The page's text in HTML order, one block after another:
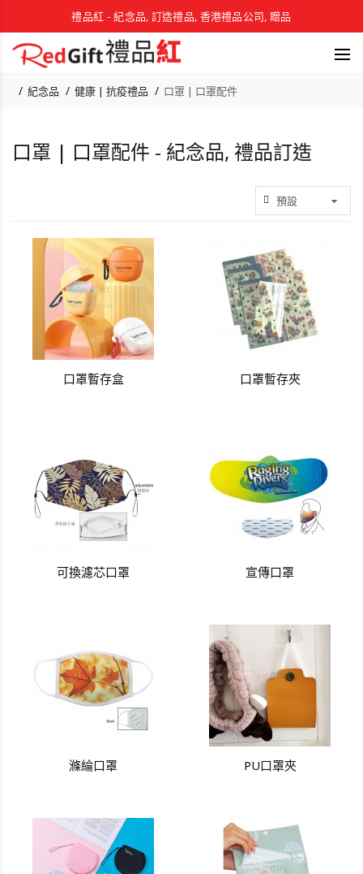
禮品紅 - 紀念品, 訂造禮品, 香港禮品公司, 贈品
紀念品 健康 | 抗疫禮品 口罩 | 口罩配件
口罩 | 口罩配件 - 紀念品, 禮品訂造
口罩暫存盒 口罩暫存夾
可換濾芯口罩 宣傳口罩
滌綸口罩 PU口罩夾